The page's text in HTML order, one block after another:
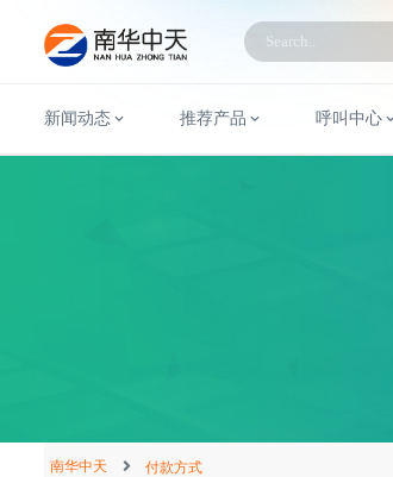
新闻动态 推荐产品 呼叫中心
南华中天 付款方式